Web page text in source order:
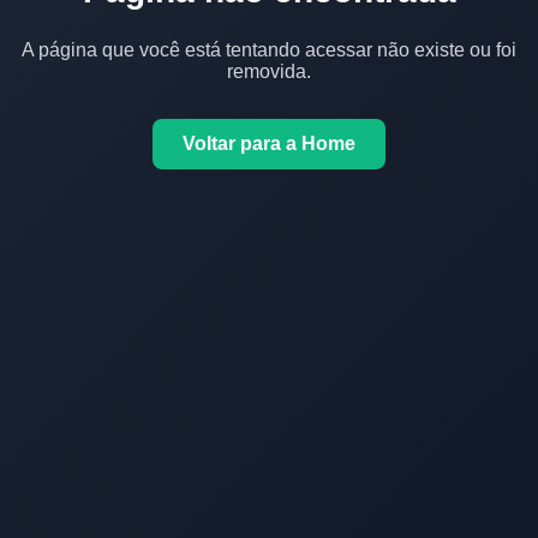
A página que você está tentando acessar não existe ou foi
removida.
Voltar para a Home